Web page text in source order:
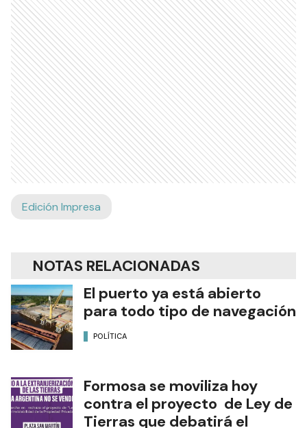
Edición Impresa
NOTAS RELACIONADAS
El puerto ya está abierto
para todo tipo de navegación
POLÍTICA
Formosa se moviliza hoy
contra el proyecto de Ley de
Tierras que debatirá el